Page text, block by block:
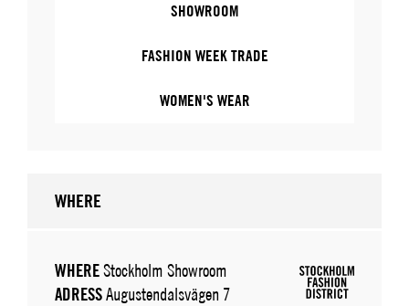
SHOWROOM
FASHION WEEK TRADE
WOMEN'S WEAR
WHERE
WHEREStockholm Showroom
ADRESSAugustendalsvägen 7